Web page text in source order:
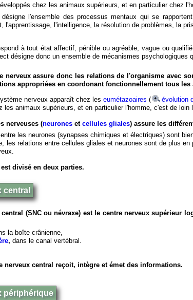
chez les animaux supérieurs, et en particulier chez
désigne l'ensemble des processus mentaux qui se
l'apprentissage, l'intelligence, la résolution de problèmes, la
à tout état affectif, pénible ou agréable, vague ou
désigne donc un ensemble de mécanismes psychologiques
nerveux assure donc les relations de l'organisme avec
appropriées en coordonant fonctionnellement tous les
nerveux apparaît chez leseumétazoaires ( évolution
les animaux supérieurs, et en particulier l'homme, c'est de loin
nerveuses (neurones etcellules gliales) assure les
les neurones (synapses chimiques et électriques) sont
les relations entre cellules gliales et neurones sont de plus
divisé en deux parties.
central
central (SNC ou névraxe) est le centre nerveux supérieur
la boîte crânienne,
,dans le canal vertébral.
nerveux central reçoit, intègre et émet des informations.
périphérique